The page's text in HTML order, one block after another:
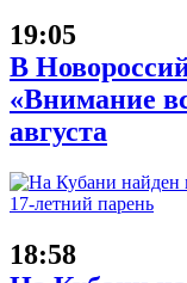
19:05
В
«Внимание
августа
18:58